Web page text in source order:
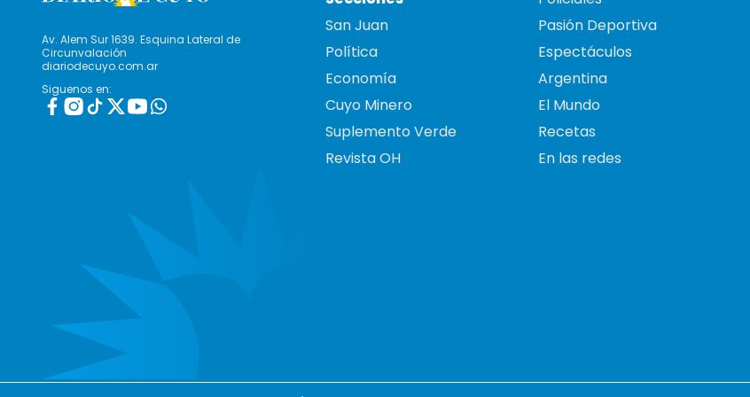
Av. Alem Sur 1639. Esquina Lateral de
Circunvalación
diariodecuyo.com.ar
Siguenos en:
San Juan
Política
Economía
Cuyo Minero
Suplemento Verde
Revista OH
Pasión Deportiva
Espectáculos
Argentina
El Mundo
Recetas
En las redes